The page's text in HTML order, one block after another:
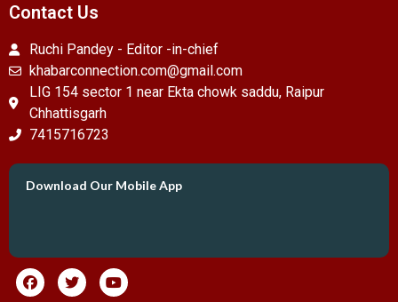
Contact Us
Ruchi Pandey - Editor -in-chief
khabarconnection.com@gmail.com
LIG 154 sector 1 near Ekta chowk saddu, Raipur
Chhattisgarh
7415716723
Download Our Mobile App